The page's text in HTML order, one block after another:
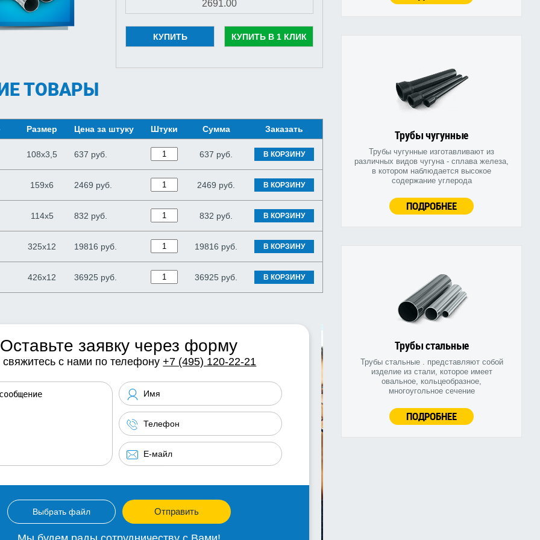
Трубы чугунные
Трубы чугунные изготавливают из
различных видов чугуна - сплава железа,
в котором наблюдается высокое
содержание углерода
ПОДРОБНЕЕ
Трубы стальные
Трубы стальные . представляют собой
изделие из стали, которое имеет
овальное, кольцеобразное,
многоугольное сечение
ПОДРОБНЕЕ
КУПИТЬ КУПИТЬ В 1 КЛИК
ТОВАРЫ
Размер Цена за штуку Штуки Сумма Заказать
108х3,5 637 руб. 637 руб. В КОРЗИНУ
159х6 2469 руб. 2469 руб. В КОРЗИНУ
114х5 832 руб. 832 руб. В КОРЗИНУ
325х12 19816 руб. 19816 руб. В КОРЗИНУ
426х12 36925 руб. 36925 руб. В КОРЗИНУ
Оставьте заявку через форму
свяжитесь с нами по телефону+7 (495) 120-22-21
Выбрать файл Отправить